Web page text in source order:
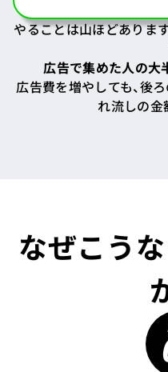
やることは山ほどありま
広告で集めた人の大
広告費を増やしても、後
れ流しの金
なぜこう